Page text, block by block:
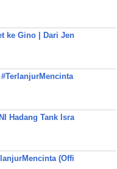
ke Gino | Dari Jen
Hadang Tank Isra
(Offi